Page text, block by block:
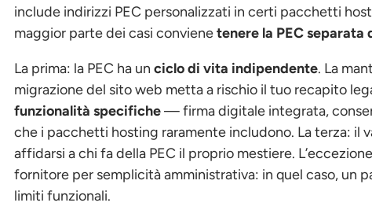
include indirizzi PEC personalizzati in certi pacchetti
maggior parte dei casi convienetenere la PEC separata
La prima: la PEC ha un ciclo di vita indipendente. La
migrazione del sito web metta a rischio il tuo recapito
funzionalità specifiche— firma digitale integrata,
che i pacchetti hosting raramente includono. La terza: il
affidarsi a chi fa della PEC il proprio mestiere.
fornitore per semplicità amministrativa: in quel caso, un
limiti funzionali.